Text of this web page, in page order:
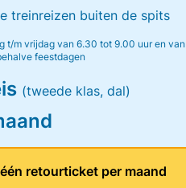
treinreizen buiten de spits
t/m vrijdag van 6.30 tot 9.00 uur en van
feestdagen
(tweede klas, dal)
retourticket per maand